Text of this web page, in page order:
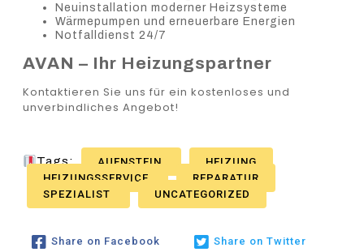
Neuinstallation moderner Heizsysteme
Wärmepumpen und erneuerbare Energien
Notfalldienst 24/7
AVAN – Ihr Heizungspartner
Kontaktieren Sie uns für ein kostenloses und
unverbindliches Angebot!
Tags: AUENSTEIN
HEIZUNG
HEIZUNGSSERVICE
REPARATUR
SPEZIALIST
UNCATEGORIZED
Share on Facebook Share on Twitter